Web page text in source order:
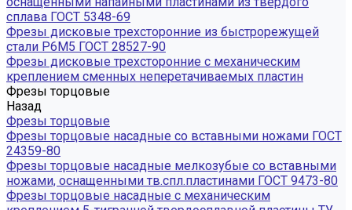
сплава ГОСТ 5348-69
Фрезы дисковые трехсторонние из быстрорежущей
стали Р6М5 ГОСТ 28527-90
Фрезы дисковые трехсторонние с механическим
креплением сменных неперетачиваемых пластин
Фрезы торцовые
Назад
Фрезы торцовые
Фрезы торцовые насадные со вставными ножами ГОСТ
24359-80
Фрезы торцовые насадные мелкозубые со вставными
ножами, оснащенными тв.спл.пластинами ГОСТ 9473-80
Фрезы торцовые насадные с механическим